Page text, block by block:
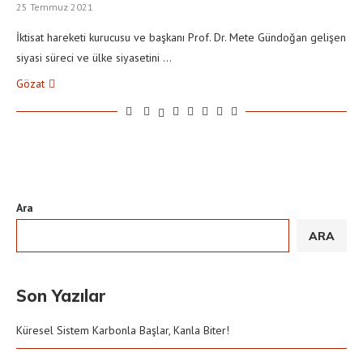
25 Temmuz 2021
İktisat hareketi kurucusu ve başkanı Prof. Dr. Mete Gündoğan gelişen
siyasi süreci ve ülke siyasetini …
Gözat
Ara
ARA
Son Yazılar
Küresel Sistem Karbonla Başlar, Kanla Biter!